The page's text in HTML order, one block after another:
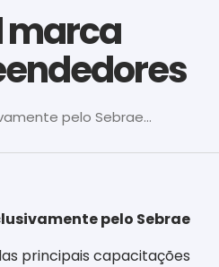
marca
pelo Sebrae...
pelo Sebrae
principais capacitações